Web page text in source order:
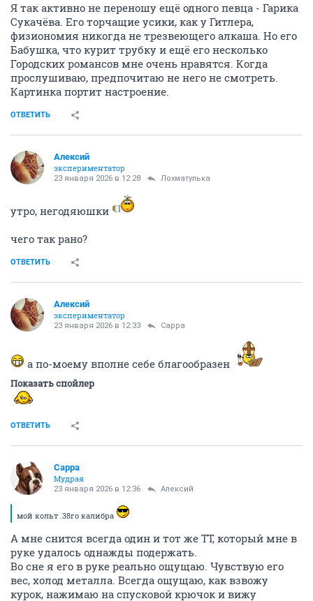
Я так активно не переношу ещё одного певца - Гарика
Сукачёва. Его торчащие усики, как у Гитлера,
физиономия никогда не трезвеющего алкаша. Но его
Бабушка, что курит трубку и ещё его несколько
Городских романсов мне очень нравятся. Когда
прослушиваю, предпочитаю не него не смотреть.
Картинка портит настроение.
ОТВЕТИТЬ
Алексий
экспериментатор
23 января 2026 в 12:28 Лохматулька
утро, негодяюшки
чего так рано?
ОТВЕТИТЬ
Алексий
экспериментатор
23 января 2026 в 12:33 Сарра
а по-моему вполне себе благообразен
Показать спойлер
ОТВЕТИТЬ
Сарра
Мудрая
23 января 2026 в 12:36 Алексий
мой кольт .38го калибра
А мне снится всегда один и тот же ТТ, который мне в
руке удалось однажды подержать.
Во сне я его в руке реально ощущаю. Чувствую его
вес, холод металла. Всегда ощущаю, как взвожу
курок, нажимаю на спусковой крючок и вижу